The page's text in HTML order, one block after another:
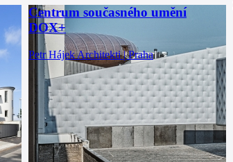
Centrum současného umění
DOX+
Petr Hájek Architekti | Praha